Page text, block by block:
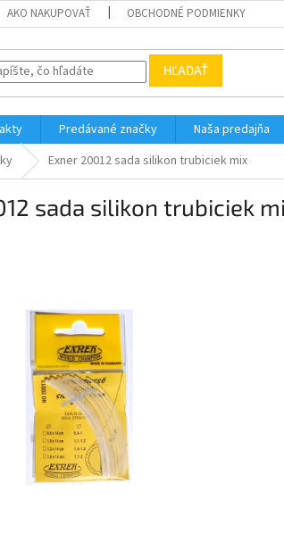
AKO NAKUPOVAŤ OBCHODNÉ PODMIENKY
HĽADAŤ
Predávané značky Naša predajňa
Exner 20012 sada silikon trubiciek mix
sada silikon trubiciek